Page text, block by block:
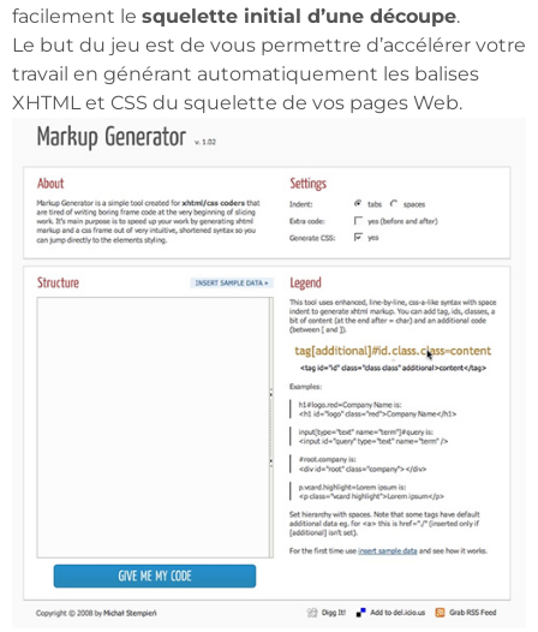
facilement le squelette initial d’une découpe.
Le but du jeu est de vous permettre d’accélérer votre
travail en générant automatiquement les balises
XHTML et CSS du squelette de vos pages Web.